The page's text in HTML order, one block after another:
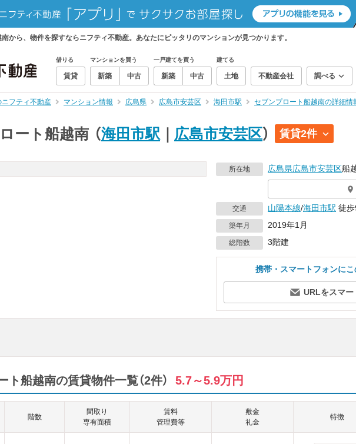
から、物件を探すならニフティ不動産。あなたにピッタリのマンションが見つかります。
借りる
賃貸
マンションを買う
新築 中古
一戸建てを買う
新築 中古
建てる
土地 不動産会社 調べる
フティ不動産 マンション情報 広島県 広島市安芸区 海田市駅 セブンプロート船越南の詳細情
ート船越南 （海田市駅 広島市安芸区） 賃貸2件
所在地 広島県広島市安芸区船
交通 山陽本線/海田市駅 徒
築年月 2019年1月
総階数 3階建
携帯・スマートフォンに
URLをスマー
ト船越南の賃貸物件一覧（2件） 5.7～5.9万円
階数
間取り
専有面積
賃料
管理費等
敷金
礼金
特徴